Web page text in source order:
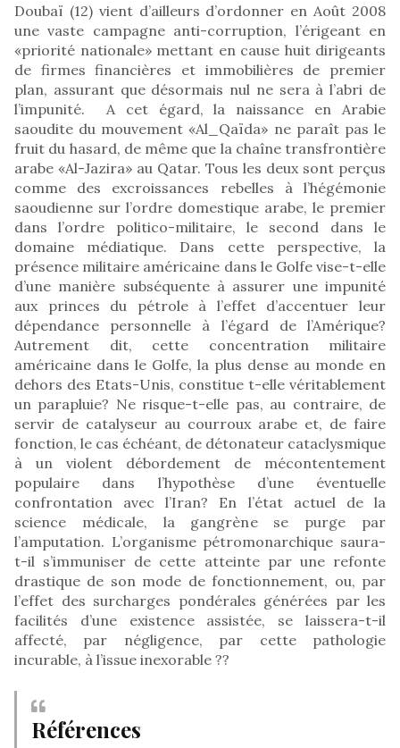
Doubaï (12) vient d’ailleurs d’ordonner en Août 2008
une vaste campagne anti-corruption, l’érigeant en
«priorité nationale» mettant en cause huit dirigeants
de firmes financières et immobilières de premier
plan, assurant que désormais nul ne sera à l’abri de
l’impunité. A cet égard, la naissance en Arabie
saoudite du mouvement «Al_Qaïda» ne paraît pas le
fruit du hasard, de même que la chaîne transfrontière
arabe «Al-Jazira» au Qatar. Tous les deux sont perçus
comme des excroissances rebelles à l’hégémonie
saoudienne sur l’ordre domestique arabe, le premier
dans l’ordre politico-militaire, le second dans le
domaine médiatique. Dans cette perspective, la
présence militaire américaine dans le Golfe vise-t-elle
d’une manière subséquente à assurer une impunité
aux princes du pétrole à l’effet d’accentuer leur
dépendance personnelle à l’égard de l’Amérique?
Autrement dit, cette concentration militaire
américaine dans le Golfe, la plus dense au monde en
dehors des Etats-Unis, constitue t-elle véritablement
un parapluie? Ne risque-t-elle pas, au contraire, de
servir de catalyseur au courroux arabe et, de faire
fonction, le cas échéant, de détonateur cataclysmique
à un violent débordement de mécontentement
populaire dans l’hypothèse d’une éventuelle
confrontation avec l’Iran? En l’état actuel de la
science médicale, la gangrène se purge par
l’amputation. L’organisme pétromonarchique saura-
t-il s’immuniser de cette atteinte par une refonte
drastique de son mode de fonctionnement, ou, par
l’effet des surcharges pondérales générées par les
facilités d’une existence assistée, se laissera-t-il
affecté, par négligence, par cette pathologie
incurable, à l’issue inexorable ??
Références